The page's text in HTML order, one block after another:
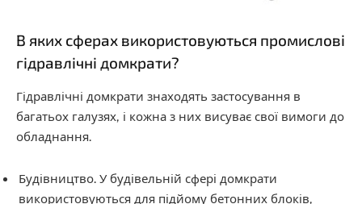
В яких сферах використовуються промислові
гідравлічні домкрати?
Гідравлічні домкрати знаходять застосування в
багатьох галузях, і кожна з них висуває свої вимоги до
обладнання.
Будівництво. У будівельній сфері домкрати
використовуються для підйому бетонних блоків,